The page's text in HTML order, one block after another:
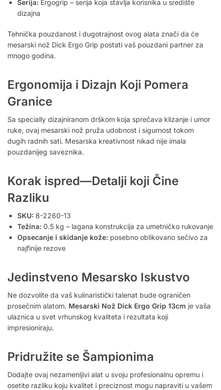
Serija: Ergogrip – serija koja stavlja korisnika u središte
dizajna
Tehnička pouzdanost i dugotrajnost ovog alata znači da će
mesarski nož Dick Ergo Grip postati vaš pouzdani partner za
mnogo godina.
Ergonomija i Dizajn Koji Pomera
Granice
Sa specially dizajniranom drškom koja sprečava klizanje i umor
ruke, ovaj mesarski nož pruža udobnost i sigurnost tokom
dugih radnih sati. Mesarska kreativnost nikad nije imala
pouzdanijeg saveznika.
Korak ispred—Detalji koji Čine
Razliku
SKU: 8-2260-13
Težina: 0.5 kg – lagana konstrukcija za umetničko rukovanje
Opsecanje i skidanje kože: posebno oblikovano sečivo za
najfinije rezove
Jedinstveno Mesarsko Iskustvo
Ne dozvolite da vaš kulinaristički talenat bude ograničen
prosečnim alatom. Mesarski Nož Dick Ergo Grip 13cm je vaša
ulaznica u svet vrhunskog kvaliteta i rezultata koji
impresioniraju.
Pridružite se Šampionima
Dodajte ovaj nezamenljivi alat u svoju profesionalnu opremu i
osetite razliku koju kvalitet i preciznost mogu napraviti u vašem